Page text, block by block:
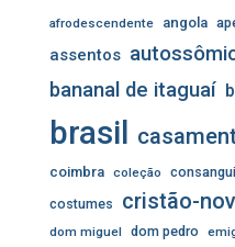
afrodescendente angola
assentos
bananal de itaguaí
brasil
coimbra coleção
costumes
cristão-
dom miguel dom pedro